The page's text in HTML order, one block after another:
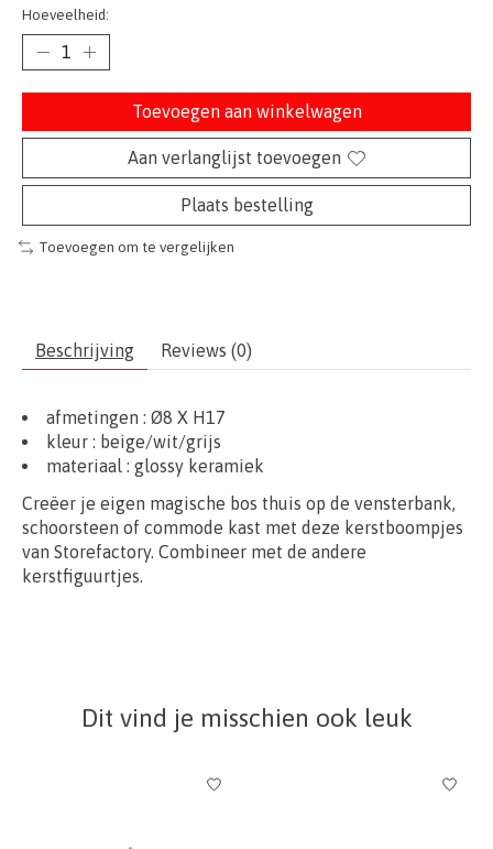
Hoeveelheid:
Toevoegen aan winkelwagen
Aan verlanglijst toevoegen
Plaats bestelling
Toevoegen om te vergelijken
Beschrijving Reviews (0)
afmetingen : Ø8 X H17
kleur : beige/wit/grijs
materiaal : glossy keramiek
Creëer je eigen magische bos thuis op de vensterbank,
schoorsteen of commode kast met deze kerstboompjes
van Storefactory. Combineer met de andere
kerstfiguurtjes.
Dit vind je misschien ook leuk
Items van productcarrousel